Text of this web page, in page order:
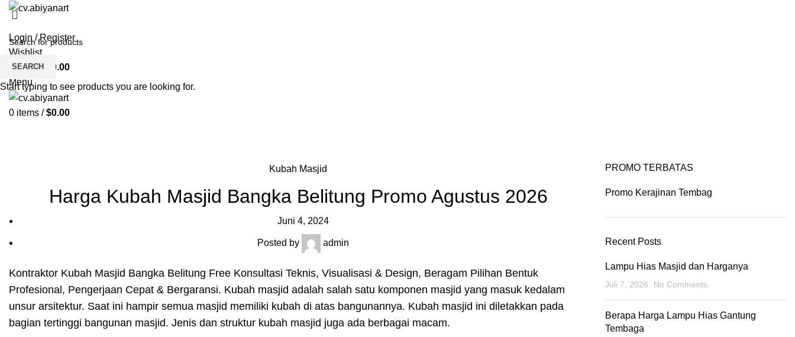
Login / Register
Wishlist
0items /
0.00
Menu
0 items / $0.00
Kubah Masjid
Harga Kubah Masjid Bangka Belitung Promo Agustus 2026
Juni 4, 2024
Posted by admin
Kontraktor Kubah Masjid Bangka Belitung Free Konsultasi Teknis, Visualisasi & Design, Beragam Pilihan Bentuk
Profesional, Pengerjaan Cepat & Bergaransi. Kubah masjid adalah salah satu komponen masjid yang masuk kedalam
unsur arsitektur. Saat ini hampir semua masjid memiliki kubah di atas bangunannya. Kubah masjid ini diletakkan pada
bagian tertinggi bangunan masjid. Jenis dan struktur kubah masjid juga ada berbagai macam.
PROMO TERBATAS
Promo Kerajinan Tembag
Recent Posts
Lampu Hias Masjid dan Harganya
Juli 7, 2026 No Comments
Berapa Harga Lampu Hias Gantung
Tembaga
SEARCH
Start typing to see products you are looking for.